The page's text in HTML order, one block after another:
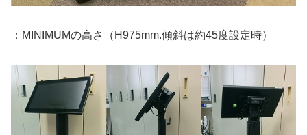
：MINIMUMの高さ（H975mm.傾斜は約45度設定時）